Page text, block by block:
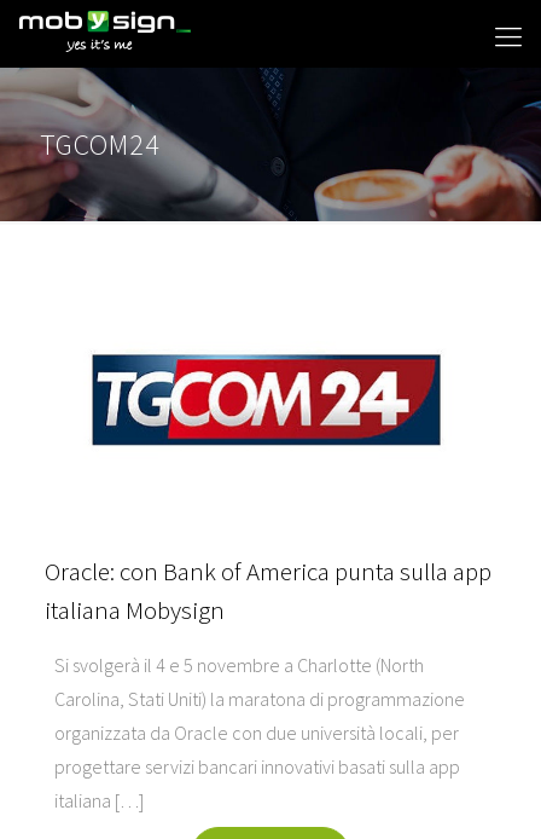
TGCOM24
Oracle: con Bank of America punta sulla app
italiana Mobysign
Si svolgerà il 4 e 5 novembre a Charlotte (North
Carolina, Stati Uniti) la maratona di programmazione
organizzata da Oracle con due università locali, per
progettare servizi bancari innovativi basati sulla app
italiana […]